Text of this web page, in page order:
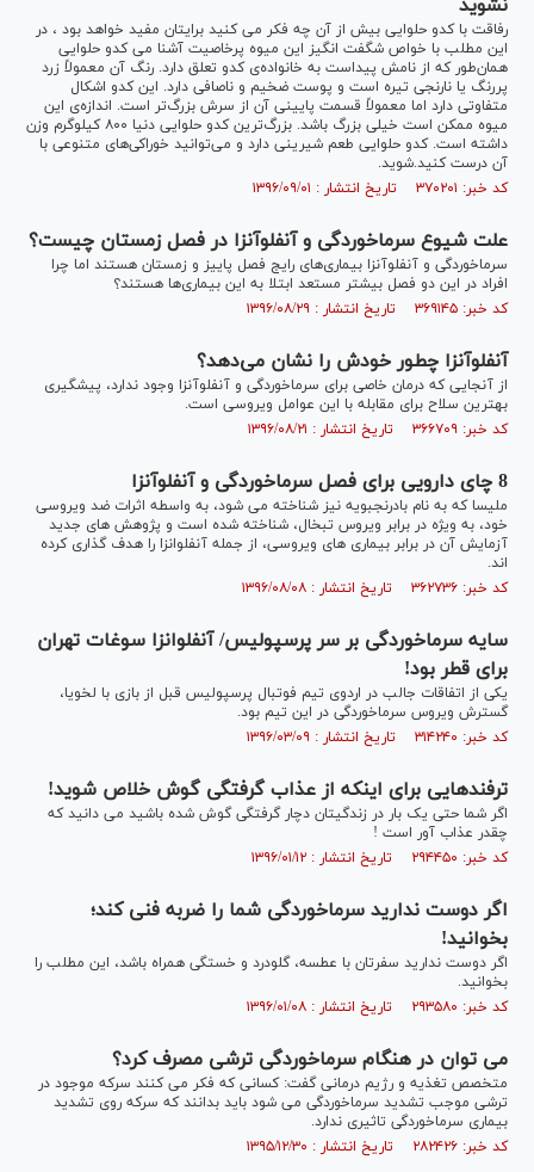
نشوید
رفاقت با کدو حلوایی بیش از آن چه فکر می کنید برایتان مفید خواهد بود ، در
این مطلب با خواص شگفت انگیز این میوه پرخاصیت آشنا می کدو حلوایی
همان‌طور که از نامش پیداست به خانواده‌ی کدو تعلق دارد. رنگ آن معمولاً زرد
پررنگ یا نارنجی تیره است و پوست ضخیم و ناصافی دارد. این کدو اشکال
متفاوتی دارد اما معمولاً قسمت پایینی آن از سرش بزرگ‌تر است. اندازه‌ی این
میوه ممکن است خیلی بزرگ باشد. بزرگ‌ترین کدو حلوایی دنیا ۸۰۰ کیلوگرم وزن
داشته است. کدو حلوایی طعم شیرینی دارد و می‌توانید خوراکی‌های متنوعی با
آن درست کنید.شوید.
کد خبر: ۳۷۰۲۰۱ تاریخ انتشار : ۱۳۹۶/۰۹/۰۱
علت شیوع سرماخوردگی و آنفلوآنزا در فصل زمستان چیست؟
سرماخوردگی و آنفلوآنزا بیماری‌های رایج فصل پاییز و زمستان هستند اما چرا
افراد در این دو فصل بیشتر مستعد ابتلا به این بیماری‌ها هستند؟
کد خبر: ۳۶۹۱۴۵ تاریخ انتشار : ۱۳۹۶/۰۸/۲۹
آنفلوآنزا چطور خودش را نشان می‌دهد؟
از آنجایی که درمان خاصی برای سرماخوردگی و آنفلوآنزا وجود ندارد، پیشگیری
بهترین سلاح برای مقابله با این عوامل ویروسی است.
کد خبر: ۳۶۶۷۰۹ تاریخ انتشار : ۱۳۹۶/۰۸/۲۱
8 چای دارویی برای فصل سرماخوردگی و آنفلوآنزا
ملیسا که به نام بادرنجبویه نیز شناخته می شود، به واسطه اثرات ضد ویروسی
خود، به ویژه در برابر ویروس تبخال، شناخته شده است و پژوهش های جدید
آزمایش آن در برابر بیماری های ویروسی، از جمله آنفلوانزا را هدف گذاری کرده
اند.
کد خبر: ۳۶۲۷۳۶ تاریخ انتشار : ۱۳۹۶/۰۸/۰۸
سایه سرماخوردگی بر سر پرسپولیس/ آنفلوانزا سوغات تهران
برای قطر بود!
یکی از اتفاقات جالب در اردوی تیم فوتبال پرسپولیس قبل از بازی با لخویا،
گسترش ویروس سرماخوردگی در این تیم بود.
کد خبر: ۳۱۴۲۴۰ تاریخ انتشار : ۱۳۹۶/۰۳/۰۹
ترفندهایی برای اینکه از عذاب گرفتگی گوش خلاص شوید!
اگر شما حتی یک بار در زندگیتان دچار گرفتگی گوش شده باشید می دانید که
چقدر عذاب آور است !
کد خبر: ۲۹۴۴۵۰ تاریخ انتشار : ۱۳۹۶/۰۱/۱۲
اگر دوست ندارید سرماخوردگی شما را ضربه فنی کند؛
بخوانید!
اگر دوست ندارید سفرتان با عطسه، گلودرد و خستگی همراه باشد، این مطلب را
بخوانید.
کد خبر: ۲۹۳۵۸۰ تاریخ انتشار : ۱۳۹۶/۰۱/۰۸
می توان در هنگام سرماخوردگی ترشی مصرف کرد؟
متخصص تغذیه و رژیم درمانی گفت: کسانی که فکر می کنند سرکه موجود در
ترشی موجب تشدید سرماخوردگی می شود باید بدانند که سرکه روی تشدید
بیماری سرماخوردگی تاثیری ندارد.
کد خبر: ۲۸۲۴۲۶ تاریخ انتشار : ۱۳۹۵/۱۲/۳۰